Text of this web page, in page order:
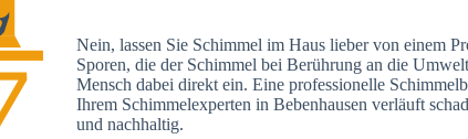
Nein, lassen Sie Schimmel im Haus lieber von einem
Sporen, die der Schimmel bei Berührung an die
Mensch dabei direkt ein. Eine professionelle
Ihrem Schimmelexperten in Bebenhausen verläuft
und nachhaltig.